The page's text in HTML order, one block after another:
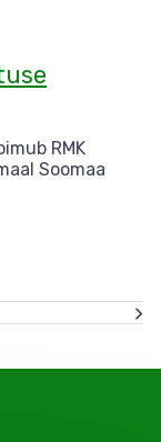
RMK
Soomaa